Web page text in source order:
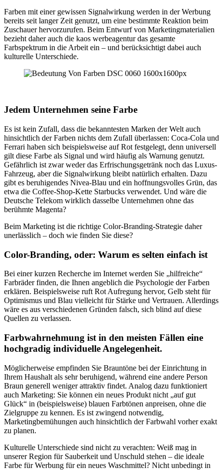
Farben mit einer gewissen Signalwirkung werden in der Werbung
bereits seit langer Zeit genutzt, um eine bestimmte Reaktion beim
Zuschauer hervorzurufen. Beim Entwurf von Marketingmaterialien
bezieht daher auch die kaos werbeagentur das gesamte
Farbspektrum in die Arbeit ein – und berücksichtigt dabei auch
kulturelle Unterschiede.
Jedem Unternehmen seine Farbe
Es ist kein Zufall, dass die bekanntesten Marken der Welt auch
hinsichtlich der Farben nichts dem Zufall überlassen: Coca-Cola und
Ferrari haben sich beispielsweise auf Rot festgelegt, denn universell
gilt diese Farbe als Signal und wird häufig als Warnung genutzt.
Gefährlich ist zwar weder das Erfrischungsgetränk noch das Luxus-
Fahrzeug, aber die Signalwirkung bleibt natürlich erhalten. Dazu
gibt es beruhigendes Nivea-Blau und ein hoffnungsvolles Grün, das
etwa die Coffee-Shop-Kette Starbucks verwendet. Und wäre die
Deutsche Telekom wirklich dasselbe Unternehmen ohne das
berühmte Magenta?
Beim Marketing ist die richtige Color-Branding-Strategie daher
unerlässlich – doch wie finden Sie diese?
Color-Branding, oder: Warum es selten einfach ist
Bei einer kurzen Recherche im Internet werden Sie „hilfreiche“
Farbräder finden, die Ihnen angeblich die Psychologie der Farben
erklären. Beispielsweise ruft Rot Aufregung hervor, Gelb steht für
Optimismus und Blau vielleicht für Stärke und Vertrauen. Allerdings
wäre es aus verschiedenen Gründen falsch, sich blind auf diese
Quellen zu verlassen.
Farbwahrnehmung ist in den meisten Fällen eine
hochgradig individuelle Angelegenheit.
Möglicherweise empfinden Sie Brauntöne bei der Einrichtung in
Ihrem Haushalt als sehr beruhigend, während eine andere Person
Braun generell weniger attraktiv findet. Analog dazu funktioniert
auch Marketing: Sie können ein neues Produkt nicht „auf gut
Glück“ in (beispielsweise) blauen Farbtönen anpreisen, ohne die
Zielgruppe zu kennen. Es ist zwingend notwendig,
Marketingbemühungen auch hinsichtlich der Farbwahl vorher exakt
zu planen.
Kulturelle Unterschiede sind nicht zu verachten: Weiß mag in
unserer Region für Sauberkeit und Unschuld stehen – die ideale
Farbe für Werbung für ein neues Waschmittel? Nicht unbedingt in